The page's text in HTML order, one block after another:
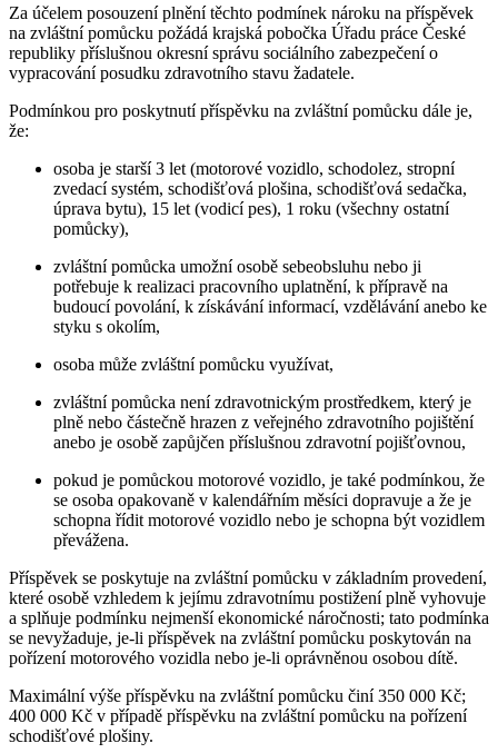
Za účelem posouzení plnění těchto podmínek nároku na příspěvek
na zvláštní pomůcku požádá krajská pobočka Úřadu práce České
republiky příslušnou okresní správu sociálního zabezpečení o
vypracování posudku zdravotního stavu žadatele.
Podmínkou pro poskytnutí příspěvku na zvláštní pomůcku dále je,
že:
osoba je starší 3 let (motorové vozidlo, schodolez, stropní
zvedací systém, schodišťová plošina, schodišťová sedačka,
úprava bytu), 15 let (vodicí pes), 1 roku (všechny ostatní
pomůcky),
zvláštní pomůcka umožní osobě sebeobsluhu nebo ji
potřebuje k realizaci pracovního uplatnění, k přípravě na
budoucí povolání, k získávání informací, vzdělávání anebo ke
styku s okolím,
osoba může zvláštní pomůcku využívat,
zvláštní pomůcka není zdravotnickým prostředkem, který je
plně nebo částečně hrazen z veřejného zdravotního pojištění
anebo je osobě zapůjčen příslušnou zdravotní pojišťovnou,
pokud je pomůckou motorové vozidlo, je také podmínkou, že
se osoba opakovaně v kalendářním měsíci dopravuje a že je
schopna řídit motorové vozidlo nebo je schopna být vozidlem
převážena.
Příspěvek se poskytuje na zvláštní pomůcku v základním provedení,
které osobě vzhledem k jejímu zdravotnímu postižení plně vyhovuje
a splňuje podmínku nejmenší ekonomické náročnosti; tato podmínka
se nevyžaduje, je-li příspěvek na zvláštní pomůcku poskytován na
pořízení motorového vozidla nebo je-li oprávněnou osobou dítě.
Maximální výše příspěvku na zvláštní pomůcku činí 350 000 Kč;
400 000 Kč v případě příspěvku na zvláštní pomůcku na pořízení
schodišťové plošiny.